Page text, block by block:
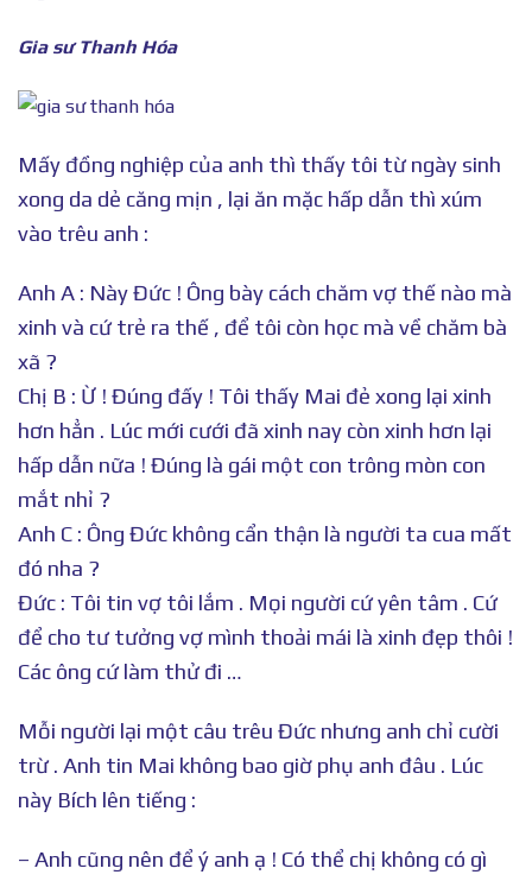
Gia sư Thanh Hóa
Mấy đồng nghiệp của anh thì thấy tôi từ ngày sinh
xong da dẻ căng mịn , lại ăn mặc hấp dẫn thì xúm
vào trêu anh :
Anh A : Này Đức ! Ông bày cách chăm vợ thế nào mà
xinh và cứ trẻ ra thế , để tôi còn học mà về chăm bà
xã ?
Chị B : Ừ ! Đúng đấy ! Tôi thấy Mai đẻ xong lại xinh
hơn hẳn . Lúc mới cưới đã xinh nay còn xinh hơn lại
hấp dẫn nữa ! Đúng là gái một con trông mòn con
mắt nhỉ ?
Anh C : Ông Đức không cẩn thận là người ta cua mất
đó nha ?
Đức : Tôi tin vợ tôi lắm . Mọi người cứ yên tâm . Cứ
để cho tư tưởng vợ mình thoải mái là xinh đẹp thôi !
Các ông cứ làm thử đi …
Mỗi người lại một câu trêu Đức nhưng anh chỉ cười
trừ . Anh tin Mai không bao giờ phụ anh đâu . Lúc
này Bích lên tiếng :
– Anh cũng nên để ý anh ạ ! Có thể chị không có gì